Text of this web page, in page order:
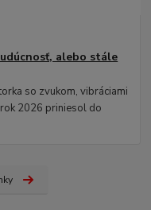
alebo stále
so zvukom, vibráciami
2026 priniesol do